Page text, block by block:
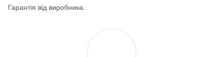
Гарантія від виробника.